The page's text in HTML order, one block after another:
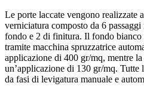
Le porte laccate vengono realizzate
verniciatura composto da 6
fondo e 2 di finitura. Il fondo
tramite macchina spruzzatrice
applicazione di 400 gr/mq, mentre
un’applicazione di 130 gr/mq.
da fasi di levigatura manuale e